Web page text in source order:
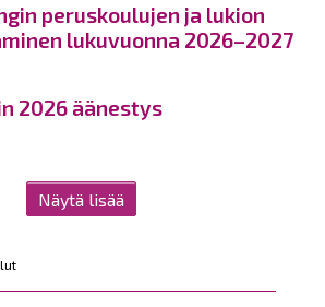
peruskoulujen ja lukion
lukuvuonna 2026–2027
2026 äänestys
Näytä lisää